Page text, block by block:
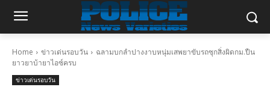
Home ข่าวเด่นรอบวัน
ฉลามบกลำปางงาบหนุ่มเสพยาขับรถซุกสิ่งผิดกม.ปืน
ยาวยาบ้ายาไอซ์ครบ
ข่าวเด่นรอบวัน